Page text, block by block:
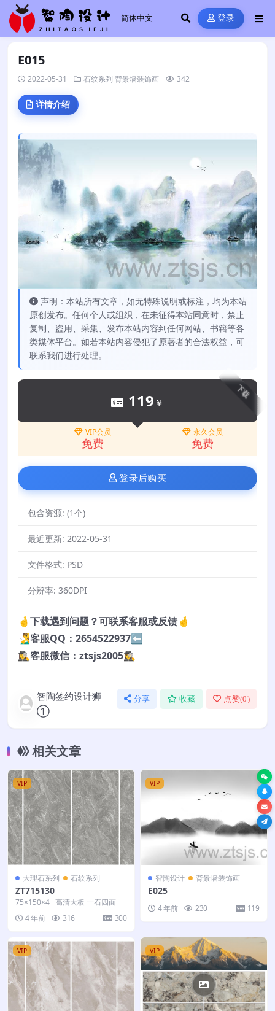
登录
E015
2022-05-31 石纹系列 背景墙装饰画 342
详情介绍
声明：本站所有文章，如无特殊说明或标注，均为本站
原创发布。任何个人或组织，在未征得本站同意时，禁止
复制、盗用、采集、发布本站内容到任何网站、书籍等各
类媒体平台。如若本站内容侵犯了原著者的合法权益，可
联系我们进行处理。
下载
119 ￥
VIP会员
免费
永久会员
免费
登录后购买
包含资源: (1个)
最近更新: 2022-05-31
文件格式: PSD
分辨率: 360DPI
🤞下载遇到问题？可联系客服或反馈🤞
🧏‍♂️客服QQ：2654522937⬅️
🕵️‍♀️客服微信：ztsjs2005🕵️‍♀️
智陶签约设计狮
①
分享 收藏 点赞(0)
相关文章
VIP
大理石系列 石纹系列
ZT715130
75×150×4 高清大板 一石四面
4 年前
316 300
VIP
智陶设计 背景墙装饰画
E025
4 年前 230 119
VIP VIP